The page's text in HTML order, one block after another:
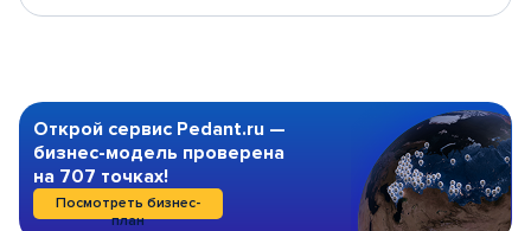
Открой сервис Pedant.ru —
бизнес-модель проверена
на 707 точках!
Посмотреть бизнес-
план